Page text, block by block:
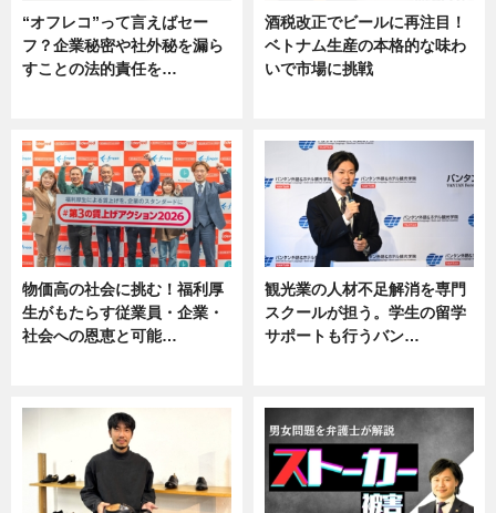
“オフレコ”って言えばセー
フ？企業秘密や社外秘を漏ら
すことの法的責任を…
酒税改正でビールに再注目！
ベトナム生産の本格的な味わ
いで市場に挑戦
物価高の社会に挑む！福利厚
生がもたらす従業員・企業・
社会への恩恵と可能…
観光業の人材不足解消を専門
スクールが担う。学生の留学
サポートも行うバン…